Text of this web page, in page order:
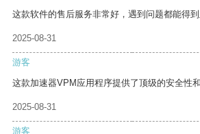
这款软件的售后服务非常好，遇到问题都能得到
2025-08-31
游客
这款加速器VPM应用程序提供了顶级的安全性和
2025-08-31
游客